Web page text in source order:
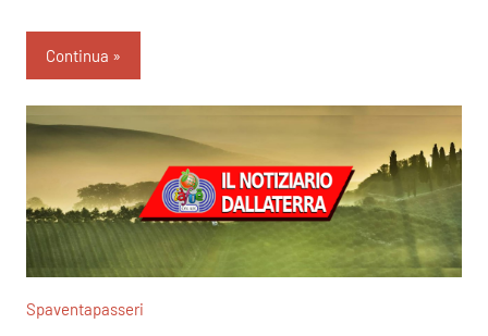
Continua
Spaventapasseri